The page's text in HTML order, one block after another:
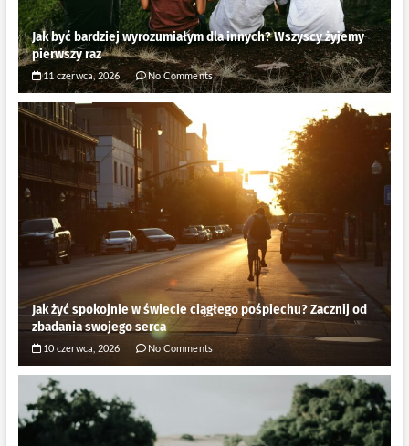
Jak być bardziej wyrozumiałym dla innych? Wszyscy żyjemy
pierwszy raz
11 czerwca, 2026 No Comments
Jak żyć spokojnie w świecie ciągłego pośpiechu? Zacznij od
zbadania swojego serca
10 czerwca, 2026 No Comments